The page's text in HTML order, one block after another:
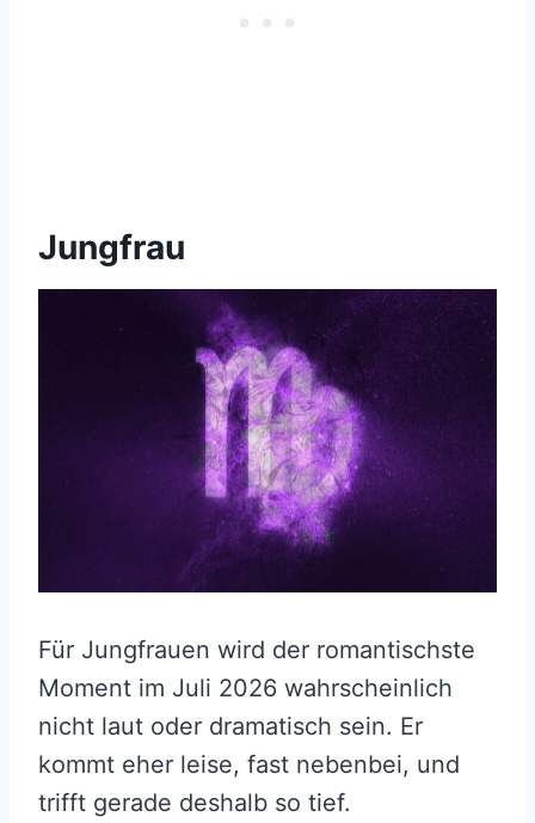
Jungfrau
Für Jungfrauen wird der romantischste
Moment im Juli 2026 wahrscheinlich
nicht laut oder dramatisch sein. Er
kommt eher leise, fast nebenbei, und
trifft gerade deshalb so tief.